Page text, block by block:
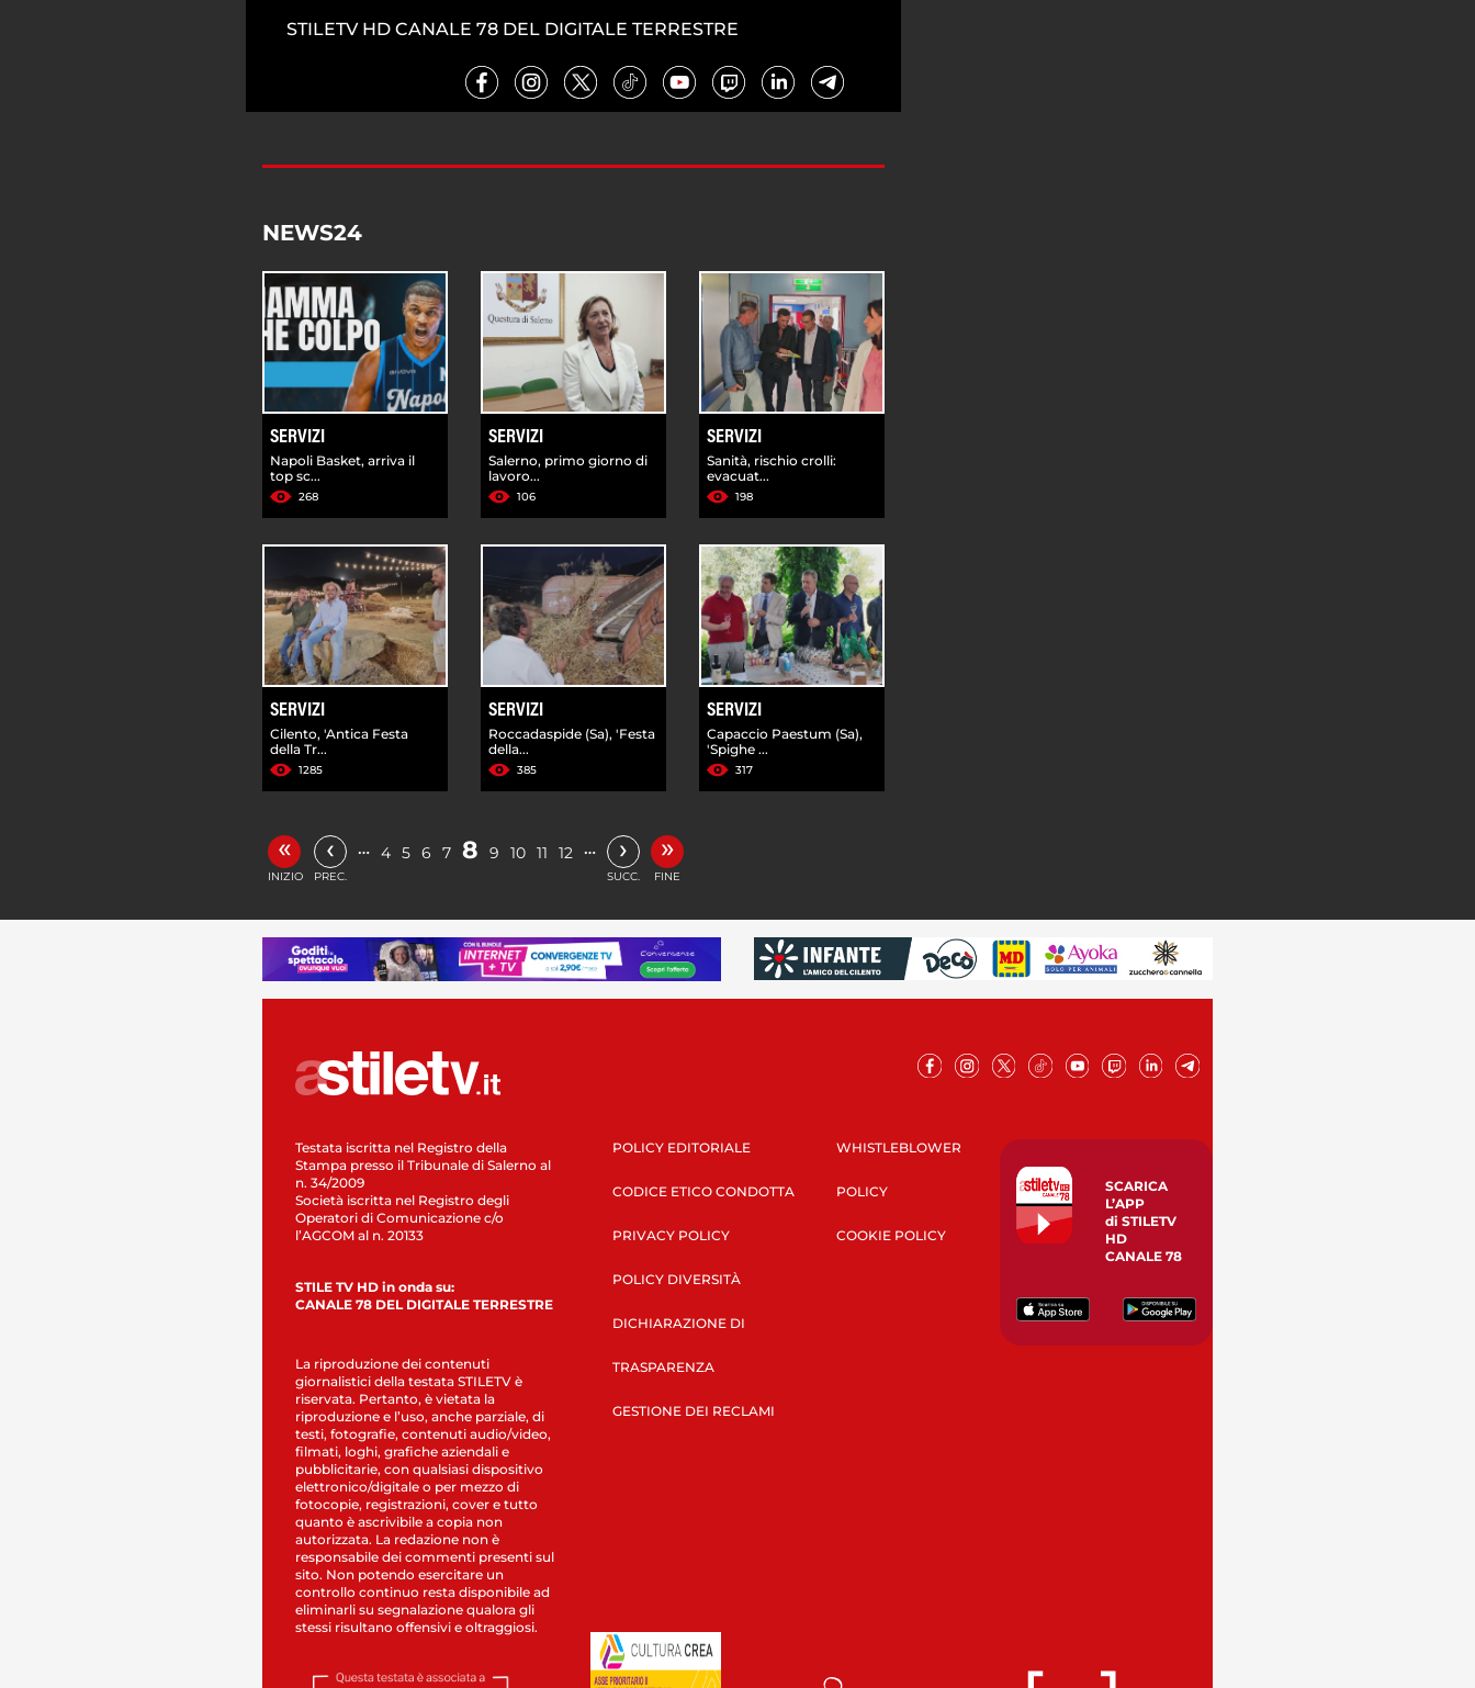
STILETV HD CANALE 78 DEL DIGITALE TERRESTRE
NEWS24
SERVIZI
Napoli Basket, arriva il
top sc...
268
SERVIZI
Salerno, primo giorno di
lavoro...
106
SERVIZI
Sanità, rischio crolli:
evacuat...
198
SERVIZI
Cilento, 'Antica Festa
della Tr...
1285
SERVIZI
Roccadaspide (Sa), 'Festa
della...
385
SERVIZI
Capaccio Paestum (Sa),
'Spighe ...
317
«
INIZIO
‹
PREC.
… 4 5 6 7 8 9 10 11 12 … ›
SUCC.
»
FINE
Testata iscritta nel Registro della
Stampa presso il Tribunale di Salerno al
n. 34/2009
Società iscritta nel Registro degli
Operatori di Comunicazione c/o
l’AGCOM al n. 20133
STILE TV HD in onda su:
CANALE 78 DEL DIGITALE TERRESTRE
La riproduzione dei contenuti
giornalistici della testata STILETV è
riservata. Pertanto, è vietata la
riproduzione e l’uso, anche parziale, di
testi, fotografie, contenuti audio/video,
filmati, loghi, grafiche aziendali e
pubblicitarie, con qualsiasi dispositivo
elettronico/digitale o per mezzo di
fotocopie, registrazioni, cover e tutto
quanto è ascrivibile a copia non
autorizzata. La redazione non è
responsabile dei commenti presenti sul
sito. Non potendo esercitare un
controllo continuo resta disponibile ad
eliminarli su segnalazione qualora gli
stessi risultano offensivi e oltraggiosi.
POLICY EDITORIALE
CODICE ETICO CONDOTTA
PRIVACY POLICY
POLICY DIVERSITÀ
DICHIARAZIONE DI
TRASPARENZA
GESTIONE DEI RECLAMI
WHISTLEBLOWER
POLICY
COOKIE POLICY
SCARICA
L’APP
di STILETV
HD
CANALE 78